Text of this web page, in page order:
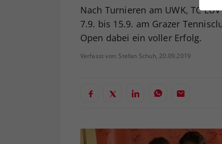
Nach Turnieren am UWK, TC
7.9. bis 15.9. am Grazer
Open dabei ein voller Erfolg.
Verfasst von: Stefan Schuh, 20.09.2019